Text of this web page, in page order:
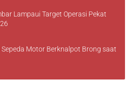
Lampaui Target Operasi Pekat
Motor Berknalpot Brong saat